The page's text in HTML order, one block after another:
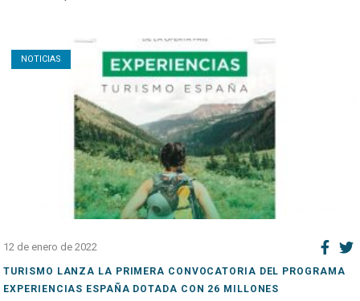
NOTICIAS
12 de enero de 2022
TURISMO LANZA LA PRIMERA CONVOCATORIA DEL PROGRAMA
EXPERIENCIAS ESPAÑA DOTADA CON 26 MILLONES